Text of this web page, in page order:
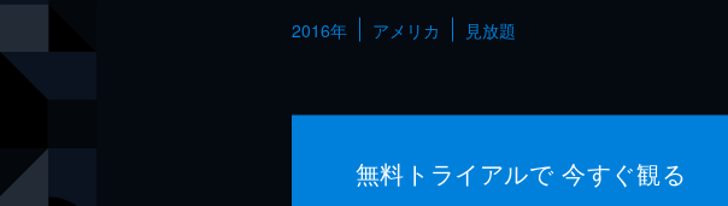
2016年 アメリカ 見放題
無料トライアルで 今すぐ観る